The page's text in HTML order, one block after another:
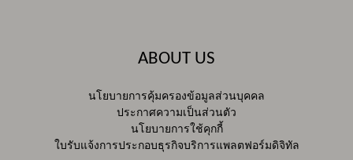
ABOUT US
นโยบายการคุ้มครองข้อมูลส่วนบุคคล
ประกาศความเป็นส่วนตัว
นโยบายการใช้คุกกี้
ใบรับแจ้งการประกอบธุรกิจบริการแพลตฟอร์มดิจิทัล